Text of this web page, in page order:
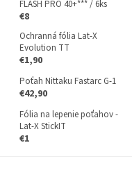
FLASH PRO 40+*** / 6ks
€8
Ochranná fólia Lat-X
Evolution TT
€1,90
Poťah Nittaku Fastarc G-1
€42,90
Fólia na lepenie poťahov -
Lat-X StickIT
€1